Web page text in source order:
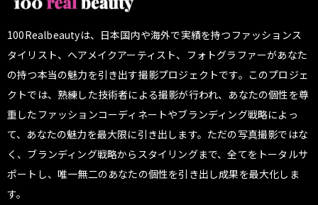
100Realbeautyは、日本国内や海外で実績を持つファッションス
タイリスト、ヘアメイクアーティスト、フォトグラファーがあなた
の持つ本当の魅力を引き出す撮影プロジェクトです。このプロジェ
クトでは、熟練した技術者による撮影が行われ、あなたの個性を尊
重したファッションコーディネートやブランディング戦略によっ
て、あなたの魅力を最大限に引き出します。ただの写真撮影ではな
く、ブランディング戦略からスタイリングまで、全てをトータルサ
ポートし、唯一無二のあなたの個性を引き出し成果を最大化しま
す。